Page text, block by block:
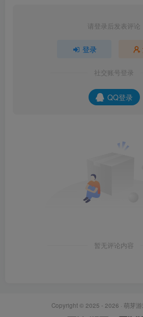
请登录后发表评论
登录
社交账号登录
QQ登录
暂无评论内容
Copyright © 2025 - 2026 · 萌芽游